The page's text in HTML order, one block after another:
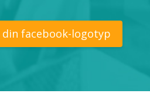
facebook-logotyp